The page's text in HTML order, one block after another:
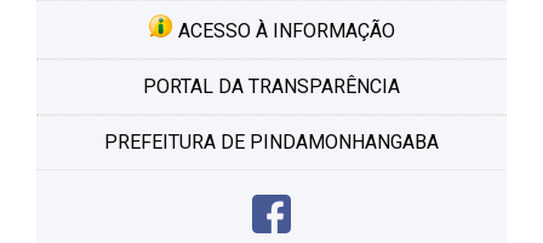
ACESSO À INFORMAÇÃO
PORTAL DA TRANSPARÊNCIA
PREFEITURA DE PINDAMONHANGABA